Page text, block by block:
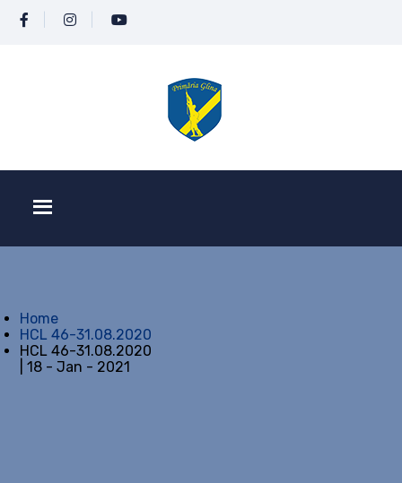
Home
HCL 46-31.08.2020
HCL 46-31.08.2020
| 18 - Jan - 2021